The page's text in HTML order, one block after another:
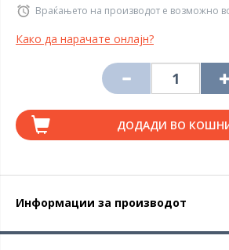
Враќањето на производот е возможно
Како да нарачате онлајн?
ДОДАДИ ВО
Информации за производот